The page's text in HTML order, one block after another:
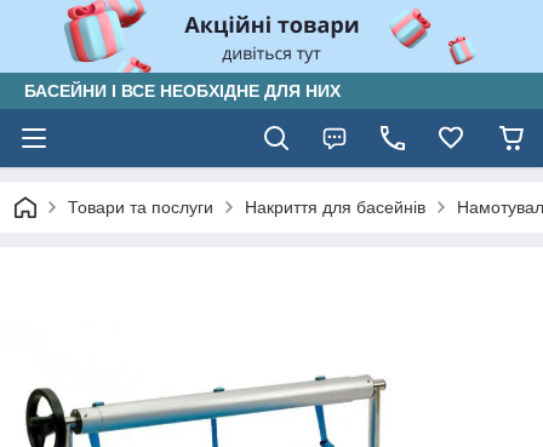
БАСЕЙНИ І ВСЕ НЕОБХІДНЕ ДЛЯ НИХ
Товари та послуги Накриття для басейнів